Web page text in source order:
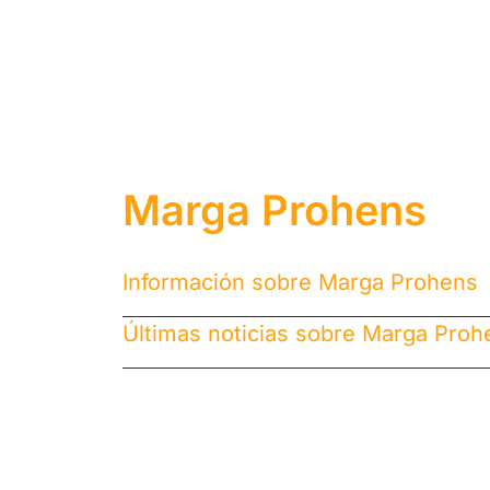
Marga Prohens
Información sobre Marga Prohens
Últimas noticias sobre Marga